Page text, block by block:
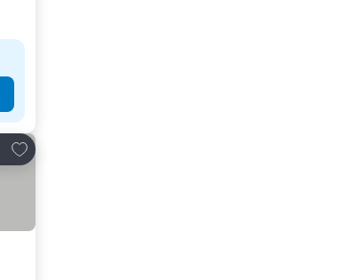
Lägg till i Mina Favoriter